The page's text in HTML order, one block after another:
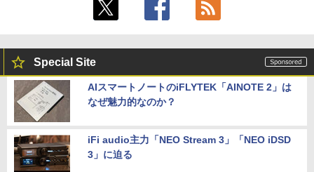
Special Site
AIスマートノートのiFLYTEK「AINOTE 2」は
なぜ魅力的なのか？
iFi audio主力「NEO Stream 3」「NEO iDSD
3」に迫る